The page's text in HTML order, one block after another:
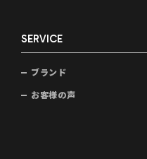
SERVICE
ブランド
お客様の声